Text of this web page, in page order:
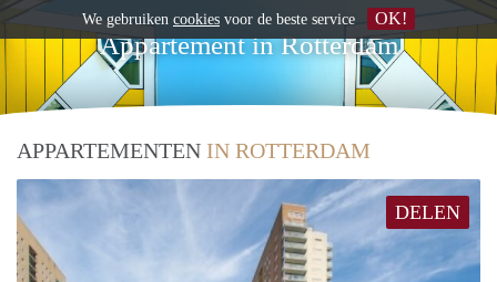
Appartement in Rotterdam
APPARTEMENTEN IN ROTTERDAM
DELEN
We gebruiken cookies voor de beste service OK!